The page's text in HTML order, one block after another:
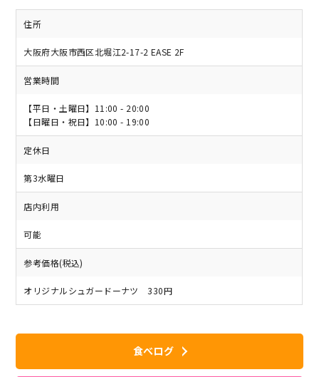
住所
大阪府大阪市西区北堀江2-17-2 EASE 2F
営業時間
【平日・土曜日】11:00 - 20:00
【日曜日・祝日】10:00 - 19:00
定休日
第3水曜日
店内利用
可能
参考価格(税込)
オリジナルシュガードーナツ 330円
食べログ